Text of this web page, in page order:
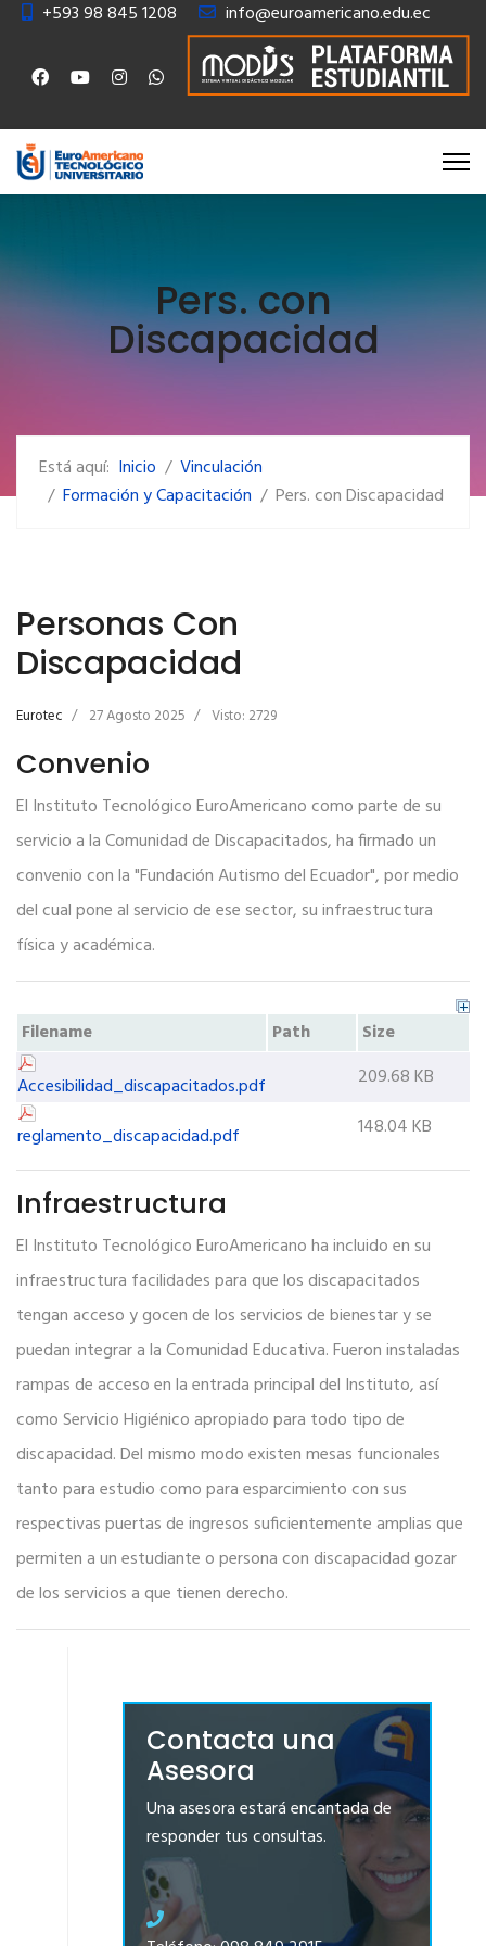
+593 98 845 1208 info@euroamericano.edu.ec
Pers. con
Discapacidad
Está aquí: Inicio
Vinculación
Formación y Capacitación
Pers. con Discapacidad
Personas Con
Discapacidad
Eurotec 27 Agosto 2025 Visto: 2729
Convenio
El Instituto Tecnológico EuroAmericano como parte de su
servicio a la Comunidad de Discapacitados, ha firmado un
convenio con la "Fundación Autismo del Ecuador", por medio
del cual pone al servicio de ese sector, su infraestructura
física y académica.
Filename Path
Size
Accesibilidad_discapacitados.pdf
209.68 KB
reglamento_discapacidad.pdf 148.04 KB
Infraestructura
El Instituto Tecnológico EuroAmericano ha incluido en su
infraestructura facilidades para que los discapacitados
tengan acceso y gocen de los servicios de bienestar y se
puedan integrar a la Comunidad Educativa. Fueron instaladas
rampas de acceso en la entrada principal del Instituto, así
como Servicio Higiénico apropiado para todo tipo de
discapacidad. Del mismo modo existen mesas funcionales
tanto para estudio como para esparcimiento con sus
respectivas puertas de ingresos suficientemente amplias que
permiten a un estudiante o persona con discapacidad gozar
de los servicios a que tienen derecho.
Contacta una
Asesora
Una asesora estará encantada de
responder tus consultas.